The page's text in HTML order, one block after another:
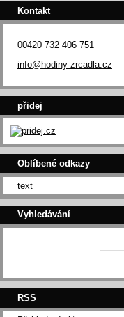
Kontakt
00420 732 406 751
info@hodiny-zrcadla.cz
přidej
Oblíbené odkazy
text
Vyhledávání
RSS